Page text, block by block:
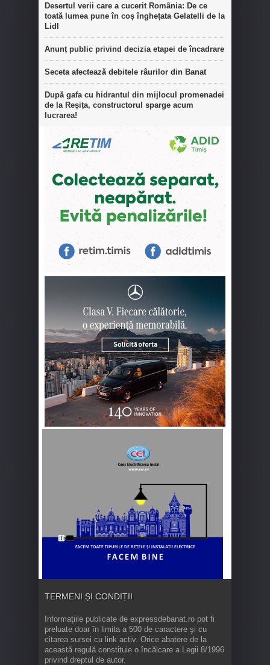
Desertul verii care a cucerit România: De ce
toată lumea pune în coș înghețata Gelatelli de la
Lidl
Anunț public privind decizia etapei de încadrare
Seceta afectează debitele râurilor din Banat
După gafa cu hidrantul din mijlocul promenadei
de la Reșița, constructorul sparge acum
lucrarea!
TERMENI ȘI CONDIȚII
Informaţiile publicate de expressdebanat.ro pot fi
preluate doar în limita a 500 de caractere şi cu
citarea sursei cu link activ. Orice abatere de la
această regulă constituie o încălcare a Legii 8/1996
privind dreptul de autor.